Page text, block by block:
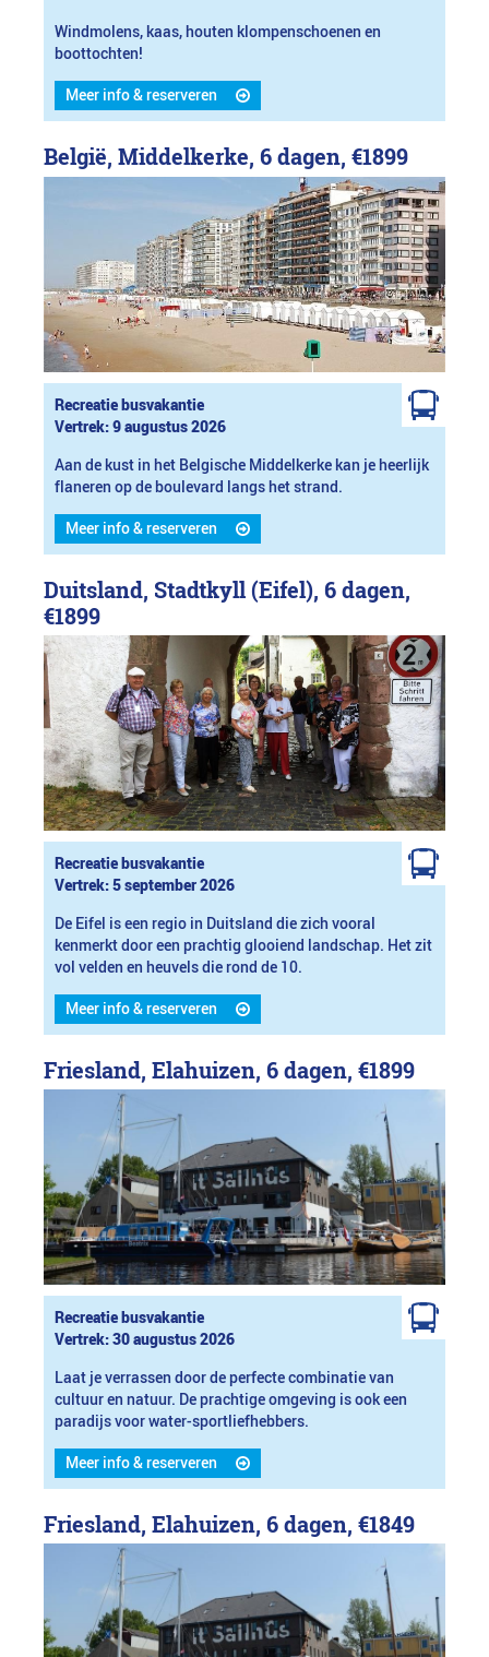
Windmolens, kaas, houten klompenschoenen en
boottochten!
Meer info & reserveren
België, Middelkerke, 6 dagen, €1899
Recreatie busvakantie
Vertrek: 9 augustus 2026
Aan de kust in het Belgische Middelkerke kan je heerlijk
flaneren op de boulevard langs het strand.
Meer info & reserveren
Duitsland, Stadtkyll (Eifel), 6 dagen,
€1899
Recreatie busvakantie
Vertrek: 5 september 2026
De Eifel is een regio in Duitsland die zich vooral
kenmerkt door een prachtig glooiend landschap. Het zit
vol velden en heuvels die rond de 10.
Meer info & reserveren
Friesland, Elahuizen, 6 dagen, €1899
Recreatie busvakantie
Vertrek: 30 augustus 2026
Laat je verrassen door de perfecte combinatie van
cultuur en natuur. De prachtige omgeving is ook een
paradijs voor water-sportliefhebbers.
Meer info & reserveren
Friesland, Elahuizen, 6 dagen, €1849